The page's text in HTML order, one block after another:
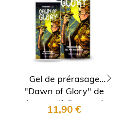
Gel de prérasage
"Dawn of Glory" de
The Goodfella's Smile
11,90 €